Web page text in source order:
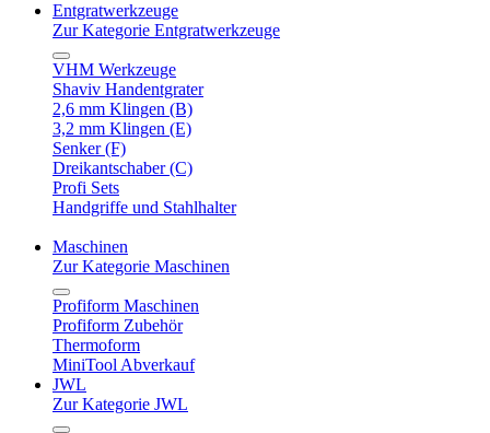
Entgratwerkzeuge
Zur Kategorie Entgratwerkzeuge
VHM Werkzeuge
Shaviv Handentgrater
2,6 mm Klingen (B)
3,2 mm Klingen (E)
Senker (F)
Dreikantschaber (C)
Profi Sets
Handgriffe und Stahlhalter
Maschinen
Zur Kategorie Maschinen
Profiform Maschinen
Profiform Zubehör
Thermoform
MiniTool Abverkauf
JWL
Zur Kategorie JWL